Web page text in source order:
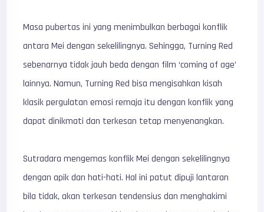
Masa pubertas ini yang menimbulkan berbagai konflik
antara Mei dengan sekelilingnya. Sehingga, Turning Red
sebenarnya tidak jauh beda dengan film ‘coming of age’
lainnya. Namun, Turning Red bisa mengisahkan kisah
klasik pergulatan emosi remaja itu dengan konflik yang
dapat dinikmati dan terkesan tetap menyenangkan.
Sutradara mengemas konflik Mei dengan sekelilingnya
dengan apik dan hati-hati. Hal ini patut dipuji lantaran
bila tidak, akan terkesan tendensius dan menghakimi